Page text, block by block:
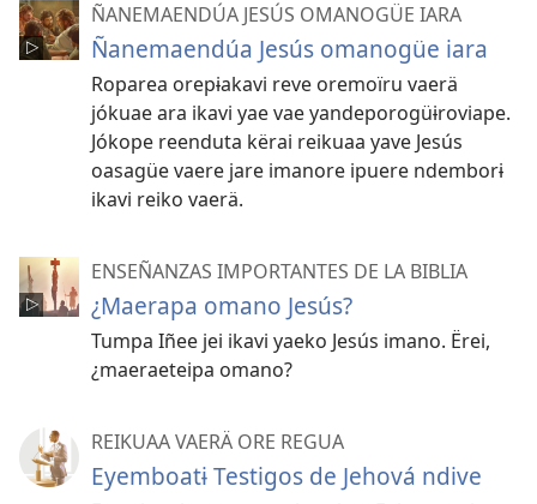
ÑANEMAENDÚA JESÚS OMANOGÜE IARA
Ñanemaendúa Jesús omanogüe iara
Roparea orepɨakavi reve oremoïru vaerä
jókuae ara ikavi yae vae yandeporogüɨroviape.
Jókope reenduta kërai reikuaa yave Jesús
oasagüe vaere jare imanore ipuere ndemborɨ
ikavi reiko vaerä.
ENSEÑANZAS IMPORTANTES DE LA BIBLIA
¿Maerapa omano Jesús?
Tumpa Iñee jei ikavi yaeko Jesús imano. Ërei,
¿maeraeteipa omano?
REIKUAA VAERÄ ORE REGUA
Eyemboatɨ Testigos de Jehová ndive